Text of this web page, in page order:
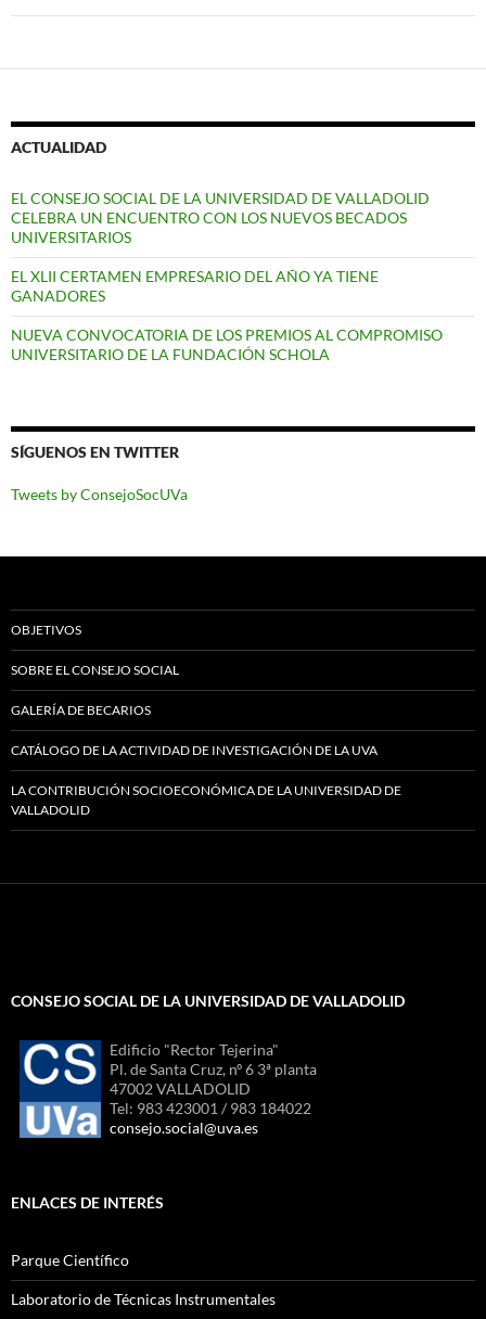
ACTUALIDAD
EL CONSEJO SOCIAL DE LA UNIVERSIDAD DE VALLADOLID
CELEBRA UN ENCUENTRO CON LOS NUEVOS BECADOS
UNIVERSITARIOS
EL XLII CERTAMEN EMPRESARIO DEL AÑO YA TIENE
GANADORES
NUEVA CONVOCATORIA DE LOS PREMIOS AL COMPROMISO
UNIVERSITARIO DE LA FUNDACIÓN SCHOLA
SÍGUENOS EN TWITTER
Tweets by ConsejoSocUVa
OBJETIVOS
SOBRE EL CONSEJO SOCIAL
GALERÍA DE BECARIOS
CATÁLOGO DE LA ACTIVIDAD DE INVESTIGACIÓN DE LA UVA
LA CONTRIBUCIÓN SOCIOECONÓMICA DE LA UNIVERSIDAD DE
VALLADOLID
CONSEJO SOCIAL DE LA UNIVERSIDAD DE VALLADOLID
Edificio "Rector Tejerina"
Pl. de Santa Cruz, nº 6 3ª planta
47002 VALLADOLID
Tel: 983 423001 / 983 184022
consejo.social@uva.es
ENLACES DE INTERÉS
Parque Científico
Laboratorio de Técnicas Instrumentales